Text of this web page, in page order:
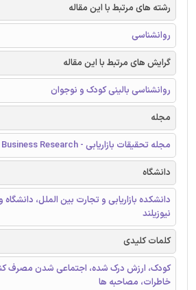
رشته های مرتبط با این مقاله
روانشناسی
گرایش های مرتبط با این مقاله
روانشناسی بالینی كودک و نوجوان
مجله
مجله تحقیقات بازاریابی - Journal of Business Research
دانشگاه
دانشکده بازاریابی و تجارت بین الملل، دانشگاه
نیوزیلند
کلمات کلیدی
کودک، ارزش درک شده، اجتماعی شدن مصرف
خاطرات، مصاحبه ها